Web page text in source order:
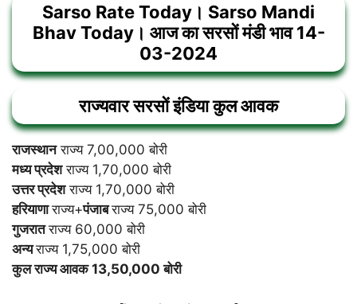
Sarso Rate Today। Sarso Mandi
Bhav Today। आज का सरसों मंडी भाव 14-
03-2024
राज्यवार सरसों इंडिया कुल आवक
राजस्थानराज्य 7,00,000 बोरी
मध्य प्रदेशराज्य 1,70,000 बोरी
उत्तर प्रदेशराज्य 1,70,000 बोरी
हरियाणाराज्य+पंजाबराज्य 75,000 बोरी
गुजरातराज्य 60,000 बोरी
अन्यराज्य 1,75,000 बोरी
कुल राज्य आवक 13,50,000 बोरी